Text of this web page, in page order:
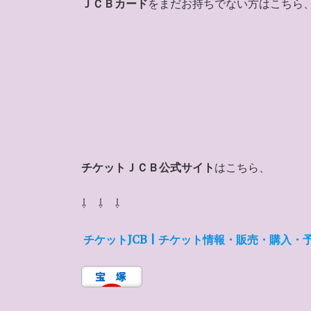
ＪＣＢカードをまだお持ちでない方はこちら、
チケットＪＣＢ公式サイト はこちら、
⇩ ⇩ ⇩
チケットJCB | チケット情報・販売・購入・